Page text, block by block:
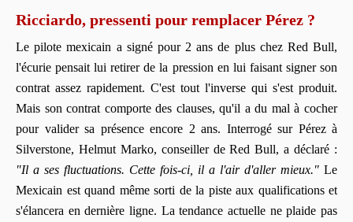
Ricciardo, pressenti pour remplacer Pérez ?
Le pilote mexicain a signé pour 2 ans de plus chez Red Bull,
l'écurie pensait lui retirer de la pression en lui faisant signer son
contrat assez rapidement. C'est tout l'inverse qui s'est produit.
Mais son contrat comporte des clauses, qu'il a du mal à cocher
pour valider sa présence encore 2 ans. Interrogé sur Pérez à
Silverstone, Helmut Marko, conseiller de Red Bull, a déclaré :
"Il a ses fluctuations. Cette fois-ci, il a l'air d'aller mieux." Le
Mexicain est quand même sorti de la piste aux qualifications et
s'élancera en dernière ligne. La tendance actuelle ne plaide pas